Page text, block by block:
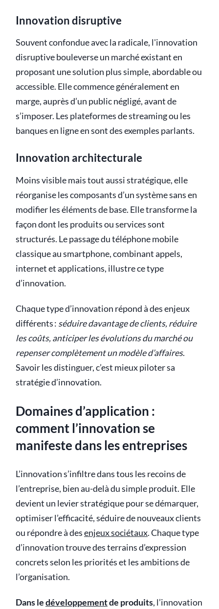
Innovation disruptive
Souvent confondue avec la radicale, l'innovation
disruptive bouleverse un marché existant en
proposant une solution plus simple, abordable ou
accessible. Elle commence généralement en
marge, auprès d’un public négligé, avant de
s’imposer. Les plateformes de streaming ou les
banques en ligne en sont des exemples parlants.
Innovation architecturale
Moins visible mais tout aussi stratégique, elle
réorganise les composants d’un système sans en
modifier les éléments de base. Elle transforme la
façon dont les produits ou services sont
structurés. Le passage du téléphone mobile
classique au smartphone, combinant appels,
internet et applications, illustre ce type
d’innovation.
Chaque type d’innovation répond à des enjeux
différents : séduire davantage de clients, réduire
les coûts, anticiper les évolutions du marché ou
repenser complètement un modèle d’affaires.
Savoir les distinguer, c’est mieux piloter sa
stratégie d’innovation.
Domaines d’application :
comment l’innovation se
manifeste dans les entreprises
L’innovation s’infiltre dans tous les recoins de
l’entreprise, bien au-delà du simple produit. Elle
devient un levier stratégique pour se démarquer,
optimiser l’efficacité, séduire de nouveaux clients
ou répondre à desenjeux sociétaux. Chaque type
d’innovation trouve des terrains d’expression
concrets selon les priorités et les ambitions de
l’organisation.
Dans ledéveloppementde produits, l’innovation